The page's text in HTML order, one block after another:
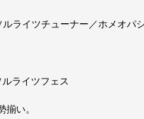
ルライツチューナー／ホメオパ
ライツフェス
揃い。